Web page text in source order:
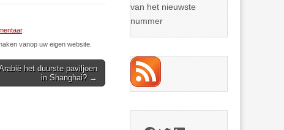
.
vanop uw eigen website.
het duurste paviljoen
in Shanghai? →
van het nieuwste
nummer